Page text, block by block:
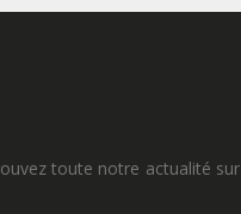
toute notre actualité sur